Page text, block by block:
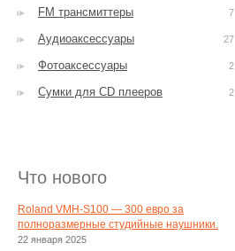
FM трансмиттеры 7
Аудиоаксессуары 27
Фотоаксессуары 2
Сумки для CD плееров 2
Что нового
Roland VMH-S100 — 300 евро за
полноразмерные студийные наушники.
22 января 2025